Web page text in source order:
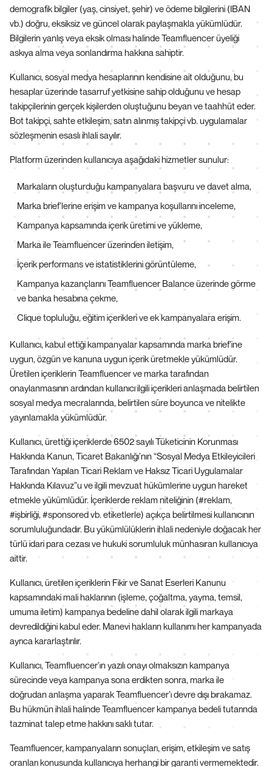
demografik bilgiler (yaş, cinsiyet, şehir) ve ödeme bilgilerini (IBAN
vb.) doğru, eksiksiz ve güncel olarak paylaşmakla yükümlüdür.
Bilgilerin yanlış veya eksik olması halinde Teamfluencer üyeliği
askıya alma veya sonlandırma hakkına sahiptir.
Kullanıcı, sosyal medya hesaplarının kendisine ait olduğunu, bu
hesaplar üzerinde tasarruf yetkisine sahip olduğunu ve hesap
takipçilerinin gerçek kişilerden oluştuğunu beyan ve taahhüt eder.
Bot takipçi, sahte etkileşim, satın alınmış takipçi vb. uygulamalar
sözleşmenin esaslı ihlali sayılır.
Platform üzerinden kullanıcıya aşağıdaki hizmetler sunulur:
Markaların oluşturduğu kampanyalara başvuru ve davet alma,
Marka brief’lerine erişim ve kampanya koşullarını inceleme,
Kampanya kapsamında içerik üretimi ve yükleme,
Marka ile Teamfluencer üzerinden iletişim,
İçerik performans ve istatistiklerini görüntüleme,
Kampanya kazançlarını Teamfluencer Balance üzerinde görme
ve banka hesabına çekme,
Clique topluluğu, eğitim içerikleri ve ek kampanyalara erişim.
Kullanıcı, kabul ettiği kampanyalar kapsamında marka brief’ine
uygun, özgün ve kanuna uygun içerik üretmekle yükümlüdür.
Üretilen içeriklerin Teamfluencer ve marka tarafından
onaylanmasının ardından kullanıcı ilgili içerikleri anlaşmada belirtilen
sosyal medya mecralarında, belirtilen süre boyunca ve nitelikte
yayınlamakla yükümlüdür.
Kullanıcı, ürettiği içeriklerde 6502 sayılı Tüketicinin Korunması
Hakkında Kanun, Ticaret Bakanlığı’nın “Sosyal Medya Etkileyicileri
Tarafından Yapılan Ticari Reklam ve Haksız Ticari Uygulamalar
Hakkında Kılavuz”u ve ilgili mevzuat hükümlerine uygun hareket
etmekle yükümlüdür. İçeriklerde reklam niteliğinin (#reklam,
#işbirliği, #sponsored vb. etiketlerle) açıkça belirtilmesi kullanıcının
sorumluluğundadır. Bu yükümlülüklerin ihlali nedeniyle doğacak her
türlü idari para cezası ve hukuki sorumluluk münhasıran kullanıcıya
aittir.
Kullanıcı, üretilen içeriklerin Fikir ve Sanat Eserleri Kanunu
kapsamındaki mali haklarının (işleme, çoğaltma, yayma, temsil,
umuma iletim) kampanya bedeline dahil olarak ilgili markaya
devredildiğini kabul eder. Manevi hakların kullanımı her kampanyada
ayrıca kararlaştırılır.
Kullanıcı, Teamfluencer’ın yazılı onayı olmaksızın kampanya
sürecinde veya kampanya sona erdikten sonra, marka ile
doğrudan anlaşma yaparak Teamfluencer’ı devre dışı bırakamaz.
Bu hükmün ihlali halinde Teamfluencer kampanya bedeli tutarında
tazminat talep etme hakkını saklı tutar.
Teamfluencer, kampanyaların sonuçları, erişim, etkileşim ve satış
oranları konusunda kullanıcıya herhangi bir garanti vermemektedir.